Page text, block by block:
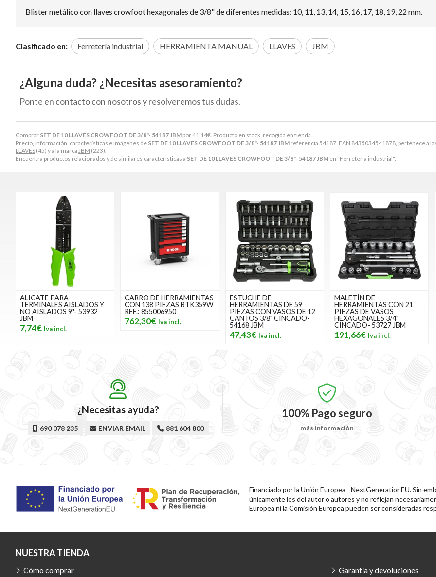
Comprar SET DE 10 LLAVES CROWFOOT DE 3/8"- 54187 JBM por41,14€ . Producto en stock, recogida en tienda.
Precio, información, características e imágenes de SET DE 10 LLAVES CROWFOOT DE 3/8"- 54187 JBM referencia 54187, EAN 8435034541878, pertenece a
LLAVES (45) y a la marca JBM (223).
Encuentra productos relacionados y de similares características a SET DE 10 LLAVES CROWFOOT DE 3/8"- 54187 JBM en "Ferretería industrial".
Blister metálico con llaves crowfoot hexagonales de 3/8" de diferentes medidas: 10, 11, 13, 14, 15, 16, 17, 18, 19, 22 mm.
Clasificado en: Ferretería industrial HERRAMIENTA MANUAL LLAVES JBM
¿Alguna duda? ¿Necesitas asesoramiento?
Ponte en contacto con nosotros y resolveremos tus dudas.
ALICATE PARA
TERMINALES AISLADOS Y
NO AISLADOS 9"- 53932
JBM
7,74€
CARRO DE HERRAMIENTAS
CON 138 PIEZAS BTK359W
REF.: 855006950
762,30€
ESTUCHE DE
HERRAMIENTAS DE 59
PIEZAS CON VASOS DE 12
CANTOS 3/8" CINCADO-
54168 JBM
47,43€
MALETÍN DE
HERRAMIENTAS CON 21
PIEZAS DE VASOS
HEXAGONALES 3/4"
CINCADO- 53727 JBM
191,66€
¿Necesitas ayuda?
690 078 235 ENVIAR EMAIL 881 604 800
100% Pago seguro
más información
Financiado por la Unión Europea - NextGenerationEU. Sin
únicamente los del autor o autores y no reflejan
Europea ni la Comisión Europea pueden ser consideradas
NUESTRA TIENDA
Cómo comprar Garantía y devoluciones